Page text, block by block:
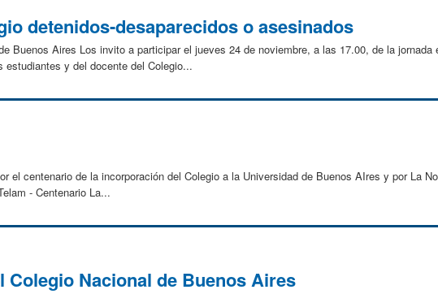
detenidos-desaparecidos o asesinados
Buenos Aires Los invito a participar el jueves 24 de noviembre, a las 17.00, de la jornada
y del docente del Colegio...
el centenario de la incorporación del Colegio a la Universidad de Buenos AIres y por La
- Centenario La...
Colegio Nacional de Buenos Aires